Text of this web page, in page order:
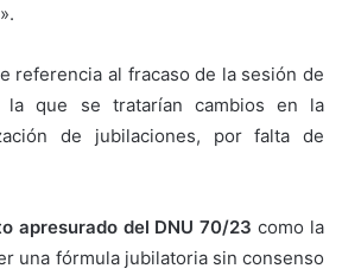
referencia al fracaso de la sesión de
la que se tratarían cambios en la
de jubilaciones, por falta de
apresurado del DNU 70/23 como la
una fórmula jubilatoria sin consenso